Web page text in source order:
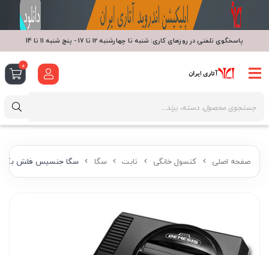
صفحه اصلی کنسول خانگی ثابت سگا سگا جنسیس فلش بک
پاسخگوی تلفنی در روزهای کاری: شنبه تا چهارشنبه 12 تا 17 - پنج شنبه 11 تا 14
0